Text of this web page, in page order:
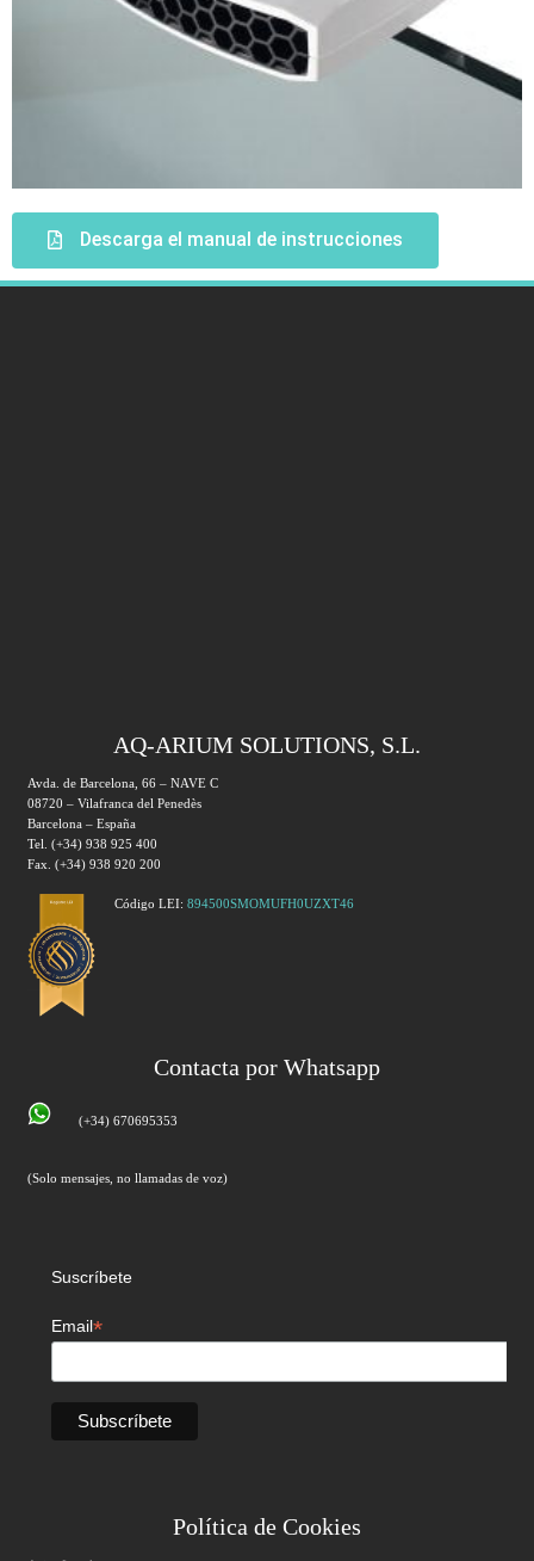
Descarga el manual de instrucciones
AQ-ARIUM SOLUTIONS, S.L.
Avda. de Barcelona, 66 – NAVE C
08720 – Vilafranca del Penedès
Barcelona – España
Tel. (+34) 938 925 400
Fax. (+34) 938 920 200
Código LEI: 894500SMOMUFH0UZXT46
Contacta por Whatsapp
(+34) 670695353
(Solo mensajes, no llamadas de voz)
Suscríbete
Email*
Política de Cookies